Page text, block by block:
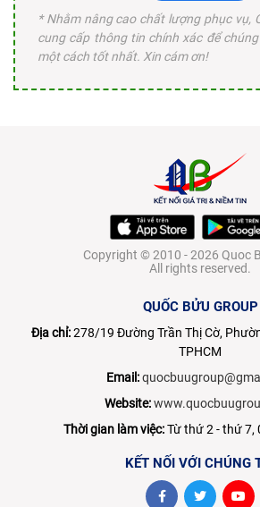
* Nhằm nâng cao chất lượng phục vụ,
cung cấp thông tin chính xác để
một cách tốt nhất. Xin cám ơn!
Copyright © 2010 - 2026 Quoc
All rights reserved.
QUỐC BỬU GROUP
Địa chỉ:278/19 Đường Trần Thị Cờ,
TPHCM
Email:
Website:
Thời gian làm việc:Từ thứ 2 - thứ 7,
KẾT NỐI VỚI CHÚNG